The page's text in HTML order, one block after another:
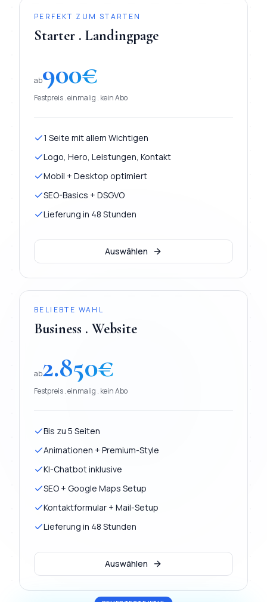
PERFEKT ZUM STARTEN
Starter . Landingpage
ab900€
Festpreis . einmalig . kein Abo
1 Seite mit allem Wichtigen
Logo, Hero, Leistungen, Kontakt
Mobil + Desktop optimiert
SEO-Basics + DSGVO
Lieferung in 48 Stunden
Auswählen
BELIEBTE WAHL
Business . Website
ab2.850€
Festpreis . einmalig . kein Abo
Bis zu 5 Seiten
Animationen + Premium-Style
KI-Chatbot inklusive
SEO + Google Maps Setup
Kontaktformular + Mail-Setup
Lieferung in 48 Stunden
Auswählen